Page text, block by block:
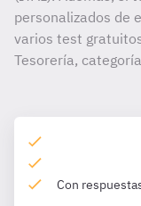
personalizados de
varios test
Tesorería,
Con